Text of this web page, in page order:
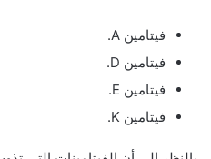
فيتامين A.
فيتامين D.
فيتامين E.
فيتامين K.